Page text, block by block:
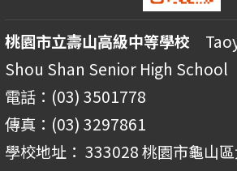
桃園市立壽山高級中等學校
Shou Shan Senior High School
電話：(03) 3501778
傳真：(03) 3297861
學校地址： 333028 桃園市龜山